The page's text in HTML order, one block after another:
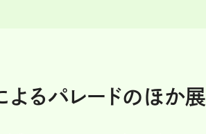
るパレードのほか